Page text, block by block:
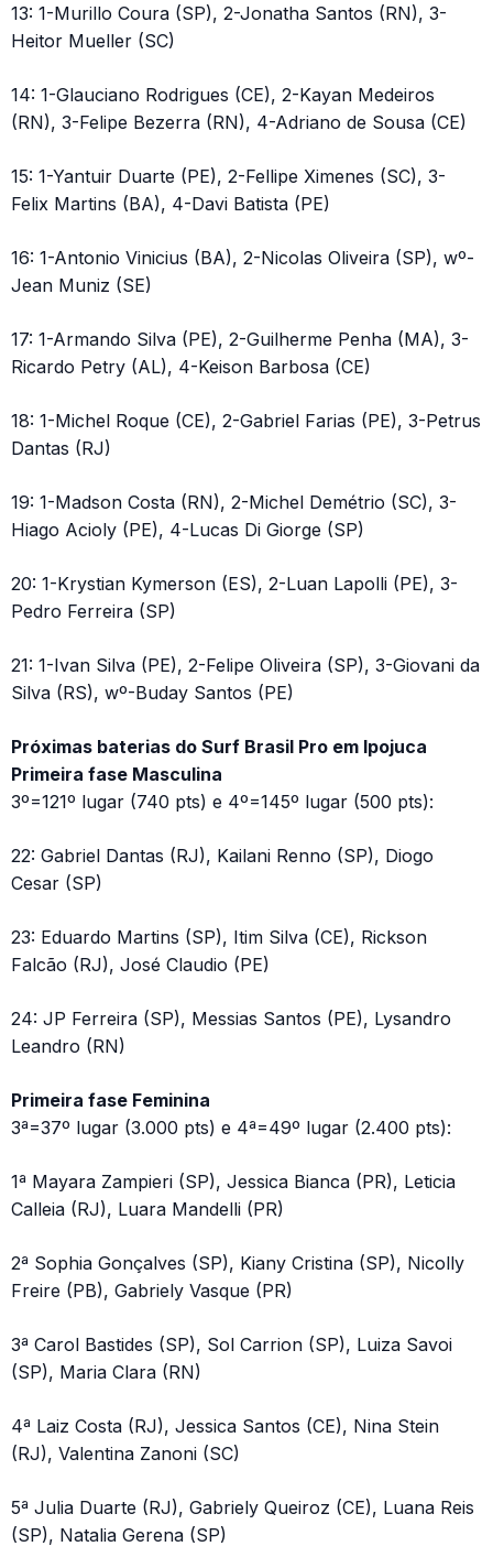
13: 1-Murillo Coura (SP), 2-Jonatha Santos (RN), 3-
Heitor Mueller (SC)
14: 1-Glauciano Rodrigues (CE), 2-Kayan Medeiros
(RN), 3-Felipe Bezerra (RN), 4-Adriano de Sousa (CE)
15: 1-Yantuir Duarte (PE), 2-Fellipe Ximenes (SC), 3-
Felix Martins (BA), 4-Davi Batista (PE)
16: 1-Antonio Vinicius (BA), 2-Nicolas Oliveira (SP), wº-
Jean Muniz (SE)
17: 1-Armando Silva (PE), 2-Guilherme Penha (MA), 3-
Ricardo Petry (AL), 4-Keison Barbosa (CE)
18: 1-Michel Roque (CE), 2-Gabriel Farias (PE), 3-Petrus
Dantas (RJ)
19: 1-Madson Costa (RN), 2-Michel Demétrio (SC), 3-
Hiago Acioly (PE), 4-Lucas Di Giorge (SP)
20: 1-Krystian Kymerson (ES), 2-Luan Lapolli (PE), 3-
Pedro Ferreira (SP)
21: 1-Ivan Silva (PE), 2-Felipe Oliveira (SP), 3-Giovani da
Silva (RS), wº-Buday Santos (PE)
Próximas baterias do Surf Brasil Pro em Ipojuca
Primeira fase Masculina
3º=121º lugar (740 pts) e 4º=145º lugar (500 pts):
22: Gabriel Dantas (RJ), Kailani Renno (SP), Diogo
Cesar (SP)
23: Eduardo Martins (SP), Itim Silva (CE), Rickson
Falcão (RJ), José Claudio (PE)
24: JP Ferreira (SP), Messias Santos (PE), Lysandro
Leandro (RN)
Primeira fase Feminina
3ª=37º lugar (3.000 pts) e 4ª=49º lugar (2.400 pts):
1ª Mayara Zampieri (SP), Jessica Bianca (PR), Leticia
Calleia (RJ), Luara Mandelli (PR)
2ª Sophia Gonçalves (SP), Kiany Cristina (SP), Nicolly
Freire (PB), Gabriely Vasque (PR)
3ª Carol Bastides (SP), Sol Carrion (SP), Luiza Savoi
(SP), Maria Clara (RN)
4ª Laiz Costa (RJ), Jessica Santos (CE), Nina Stein
(RJ), Valentina Zanoni (SC)
5ª Julia Duarte (RJ), Gabriely Queiroz (CE), Luana Reis
(SP), Natalia Gerena (SP)